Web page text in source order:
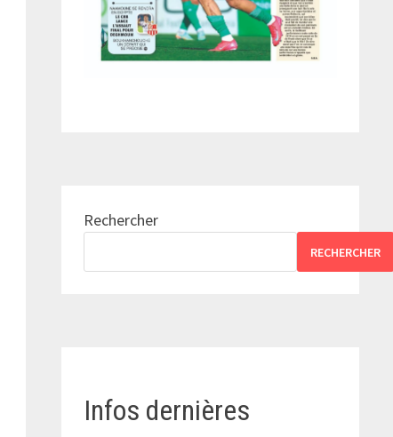
Rechercher
RECHERCHER
Infos dernières